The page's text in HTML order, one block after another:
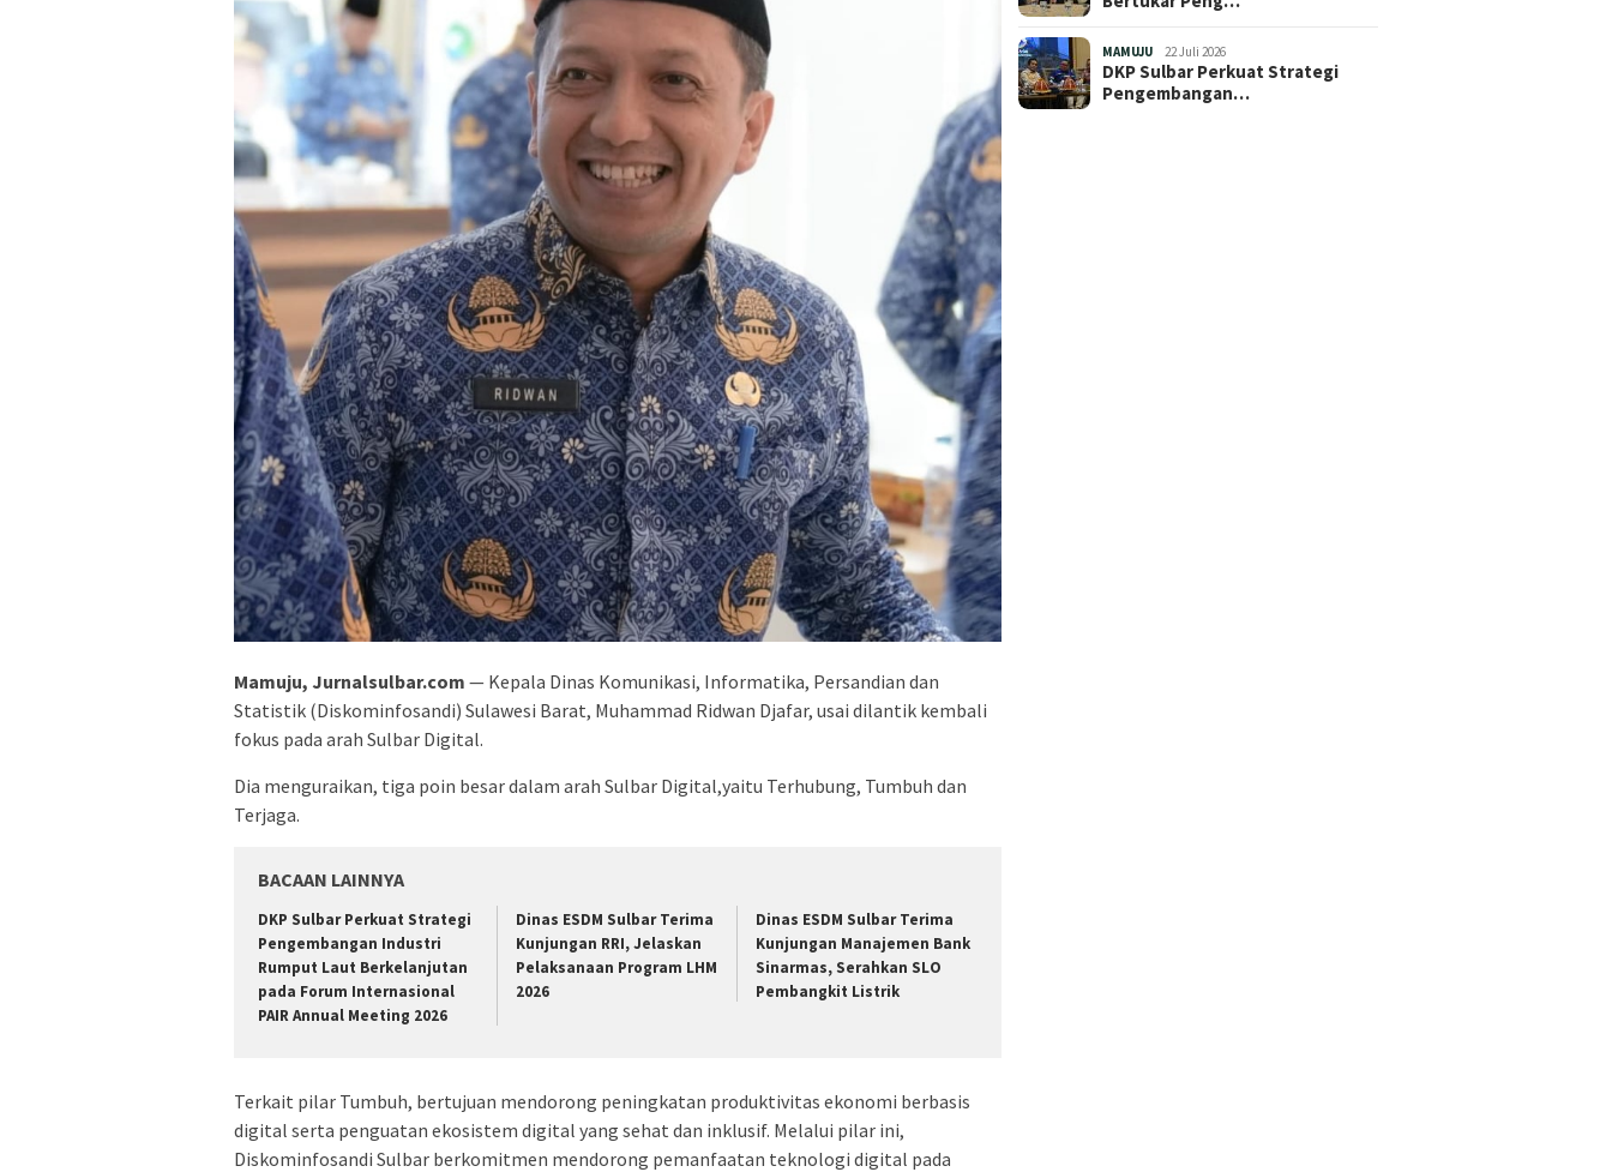
Mamuju, Jurnalsulbar.com — Kepala Dinas Komunikasi, Informatika, Persandian dan
Statistik (Diskominfosandi) Sulawesi Barat, Muhammad Ridwan Djafar, usai dilantik kembali
fokus pada arah Sulbar Digital.
Dia menguraikan, tiga poin besar dalam arah Sulbar Digital,yaitu Terhubung, Tumbuh dan
Terjaga.
BACAAN LAINNYA
DKP Sulbar Perkuat Strategi
Pengembangan Industri
Rumput Laut Berkelanjutan
pada Forum Internasional
PAIR Annual Meeting 2026
Dinas ESDM Sulbar Terima
Kunjungan RRI, Jelaskan
Pelaksanaan Program LHM
2026
Dinas ESDM Sulbar Terima
Kunjungan Manajemen Bank
Sinarmas, Serahkan SLO
Pembangkit Listrik
Terkait pilar Tumbuh, bertujuan mendorong peningkatan produktivitas ekonomi berbasis
digital serta penguatan ekosistem digital yang sehat dan inklusif. Melalui pilar ini,
Diskominfosandi Sulbar berkomitmen mendorong pemanfaatan teknologi digital pada
MAMUJU 22 Juli 2026
DKP Sulbar Perkuat Strategi
Pengembangan…